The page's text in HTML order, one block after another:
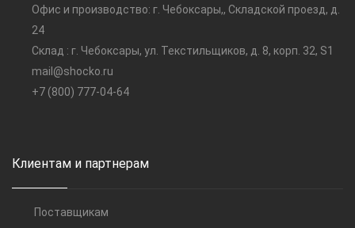
Офис и производство: г. Чебоксары,, Складской проезд, д.
24
Склад : г. Чебоксары, ул. Текстильщиков, д. 8, корп. 32, S1
mail@shocko.ru
+7 (800) 777-04-64
Клиентам и партнерам
Поставщикам